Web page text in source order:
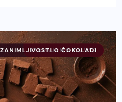
IZDVAJAMO ZA VAS
ZANIMLJIVOSTI O ČOKOLADI